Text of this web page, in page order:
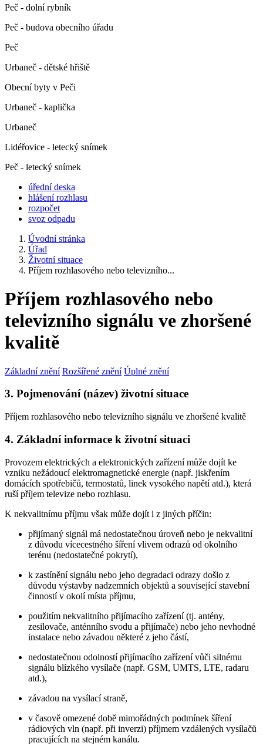
Peč - dolní rybník
Peč - budova obecního úřadu
Peč
Urbaneč - dětské hřiště
Obecní byty v Peči
Urbaneč - kaplička
Urbaneč
Lidéřovice - letecký snímek
Peč - letecký snímek
úřední deska
hlášení rozhlasu
rozpočet
svoz odpadu
Úvodní stránka
Úřad
Životní situace
Příjem rozhlasového nebo televizního...
Příjem rozhlasového nebo
televizního signálu ve zhoršené
kvalitě
Základní znění Rozšířené znění Úplné znění
3. Pojmenování (název) životní situace
Příjem rozhlasového nebo televizního signálu ve zhoršené kvalitě
4. Základní informace k životní situaci
Provozem elektrických a elektronických zařízení může dojít ke
vzniku nežádoucí elektromagnetické energie (např. jiskřením
domácích spotřebičů, termostatů, linek vysokého napětí atd.), která
ruší příjem televize nebo rozhlasu.
K nekvalitnímu příjmu však může dojít i z jiných příčin:
přijímaný signál má nedostatečnou úroveň nebo je nekvalitní
z důvodu vícecestného šíření vlivem odrazů od okolního
terénu (nedostatečné pokrytí),
k zastínění signálu nebo jeho degradaci odrazy došlo z
důvodu výstavby nadzemních objektů a související stavební
činností v okolí místa příjmu,
použitím nekvalitního přijímacího zařízení (tj. antény,
zesilovače, anténního svodu a přijímače) nebo jeho nevhodné
instalace nebo závadou některé z jeho částí,
nedostatečnou odolností přijímacího zařízení vůči silnému
signálu blízkého vysílače (např. GSM, UMTS, LTE, radaru
atd.),
závadou na vysílací straně,
v časově omezené době mimořádných podmínek šíření
rádiových vln (např. při inverzi) příjmem vzdálených vysílačů
pracujících na stejném kanálu.